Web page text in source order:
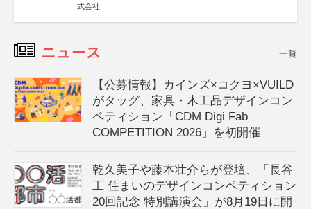
式会社
ニュース 一覧
【公募情報】カインズ×コクヨ×VUILD
がタッグ、家具・木工品デザインコン
ペティション「CDM Digi Fab
COMPETITION 2026」を初開催
乾久美子や藤本壮介らが登壇、「長谷
工 住まいのデザインコンペティション
20回記念 特別講演会」が8月19日に開